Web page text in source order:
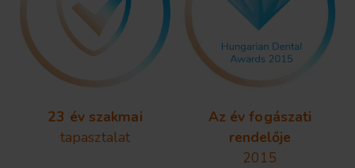
23 év szakmai
tapasztalat
Az év fogászati
rendelője
2015